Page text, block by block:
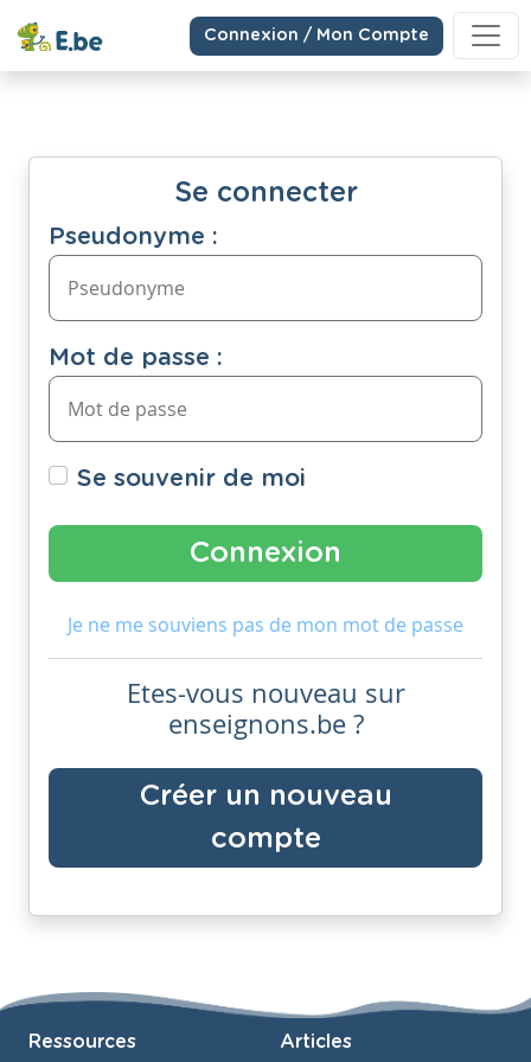
Connexion / Mon Compte
Se connecter
Pseudonyme :
Mot de passe :
Se souvenir de moi
Je ne me souviens pas de mon mot de passe
Etes-vous nouveau sur
enseignons.be ?
Créer un nouveau
compte
Ressources Articles